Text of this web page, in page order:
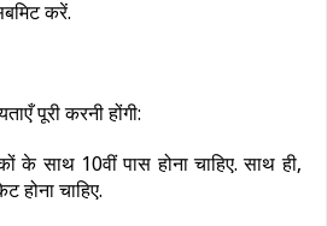
करें.
पूरी करनी होंगी:
के साथ 10वीं पास होना चाहिए. साथ ही,
होना चाहिए.